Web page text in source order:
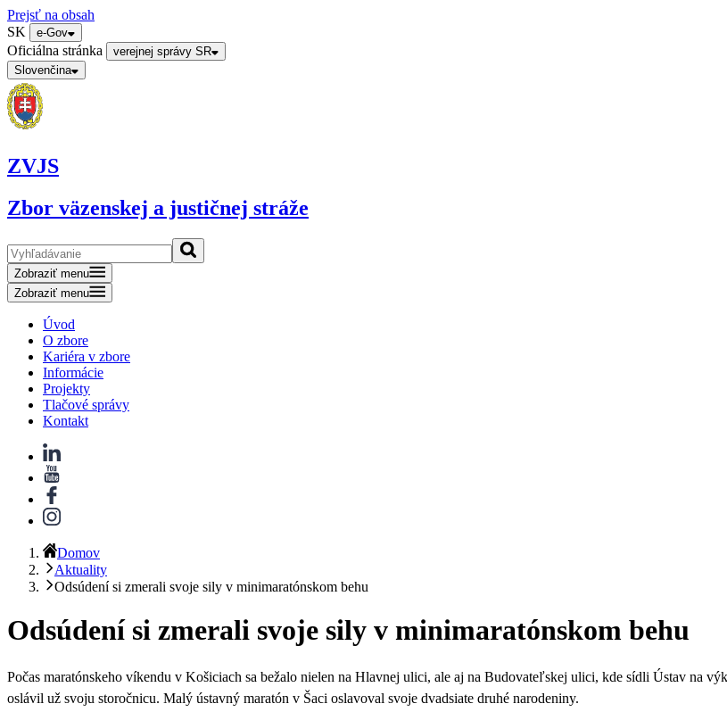
Prejsť na obsah
SK
e-Gov
Oficiálna stránka
verejnej správy SR
Slovenčina
ZVJS
Zbor väzenskej a justičnej stráže
Zobraziť menu
Zobraziť menu
Úvod
O zbore
Kariéra v zbore
Informácie
Projekty
Tlačové správy
Kontakt
Domov
Aktuality
Odsúdení si zmerali svoje sily v minimaratónskom behu
Odsúdení si zmerali svoje sily v minimaratónskom behu
Počas maratónskeho víkendu v Košiciach sa bežalo nielen na Hlavnej ulici, ale aj na Budovateľskej ulici, kde sídli Ústav na
oslávil už svoju storočnicu. Malý ústavný maratón v Šaci oslavoval svoje dvadsiate druhé narodeniny.